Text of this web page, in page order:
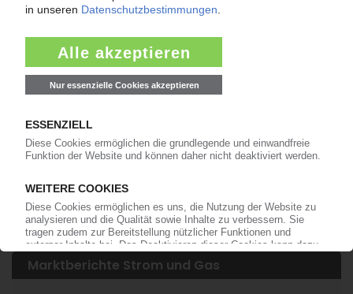
Jetzt kostenlos testen
Bereits KI-Abonnent? Jetzt
anmelden!
Mehr aus diesen Rubriken ...
Märkte
Sonstiges Energie
Marktberichte Strom und Gas